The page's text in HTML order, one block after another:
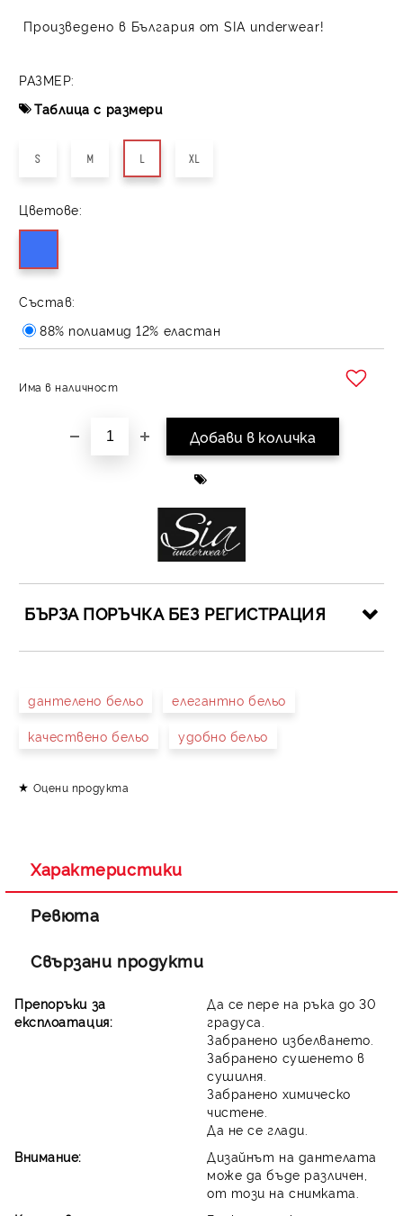
Произведено в България от SIA underwear!
РАЗМЕР:
Таблица с размери
S M L XL
Цветове:
Състав:
88% полиамид 12% еластан
Има в наличност
БЪРЗА ПОРЪЧКА БЕЗ РЕГИСТРАЦИЯ
дантелено бельо елегантно бельо
качествено бельо удобно бельо
Оцени продукта
Характеристики
Ревюта
Свързани продукти
Препоръки за
експлоатация:
Да се пере на ръка до 30
градуса.
Забранено избелването.
Забранено сушенето в
сушилня.
Забранено химическо
чистене.
Да не се глади.
Внимание:
Дизайнът на дантелата
може да бъде различен,
от този на снимката.